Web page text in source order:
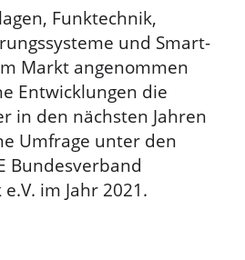
Funktechnik,
und Smart-
Markt angenommen
Entwicklungen die
in den nächsten Jahren
Umfrage unter den
Bundesverband
im Jahr 2021.